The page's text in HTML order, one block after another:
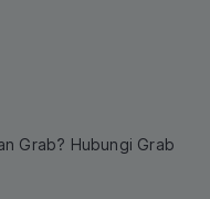
Grab? Hubungi Grab